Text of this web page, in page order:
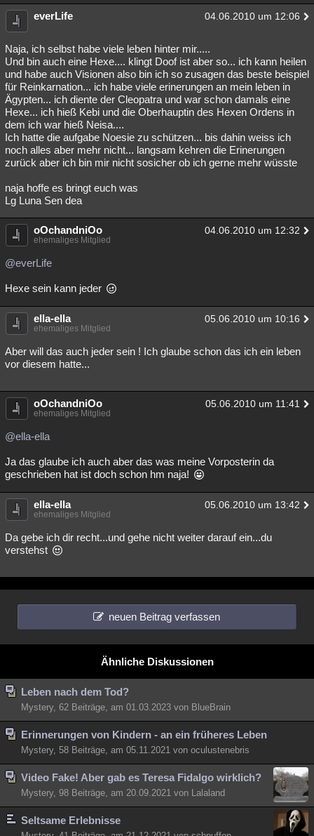
everLife 04.06.2010 um 12:06
Naja, ich selbst habe viele leben hinter mir.....
Und bin auch eine Hexe.... klingt Doof ist aber so... ich kann heilen
und habe auch Visionen also bin ich so zusagen das beste beispiel
für Reinkarnation... ich habe viele erinerungen an mein leben in
Ägypten... ich diente der Cleopatra und war schon damals eine
Hexe... ich hieß Kebi und die Oberhauptin des Hexen Ordens in
dem ich war hieß Neisa....
Ich hatte die aufgabe Noesie zu schützen... bis dahin weiss ich
noch alles aber mehr nicht... langsam kehren die Erinerungen
zurück aber ich bin mir nicht sosicher ob ich gerne mehr wüsste
naja hoffe es bringt euch was
Lg Luna Sen dea
oOchandniOo 04.06.2010 um 12:32
ehemaliges Mitglied
@everLife
Hexe sein kann jeder
ella-ella 05.06.2010 um 10:16
ehemaliges Mitglied
Aber will das auch jeder sein ! Ich glaube schon das ich ein leben
vor diesem hatte...
oOchandniOo 05.06.2010 um 11:41
ehemaliges Mitglied
@ella-ella
Ja das glaube ich auch aber das was meine Vorposterin da
geschrieben hat ist doch schon hm naja!
ella-ella 05.06.2010 um 13:42
ehemaliges Mitglied
Da gebe ich dir recht...und gehe nicht weiter darauf ein...du
verstehst
neuen Beitrag verfassen
Ähnliche Diskussionen
Leben nach dem Tod?
Mystery, 62 Beiträge, am 01.03.2023 von BlueBrain
Erinnerungen von Kindern - an ein früheres Leben
Mystery, 58 Beiträge, am 05.11.2021 von oculustenebris
Video Fake! Aber gab es Teresa Fidalgo wirklich?
Mystery, 98 Beiträge, am 20.09.2021 von Lalaland
Seltsame Erlebnisse